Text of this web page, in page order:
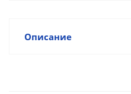
Описание